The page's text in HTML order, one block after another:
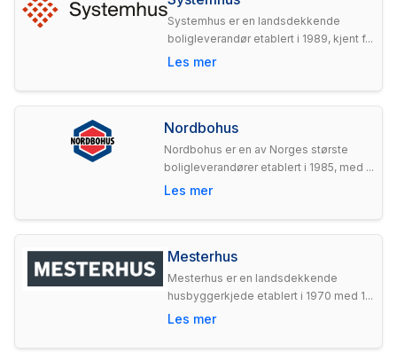
Systemhus er en landsdekkende
boligleverandør etablert i 1989, kjent f...
Les mer
Nordbohus
Nordbohus er en av Norges største
boligleverandører etablert i 1985, med ...
Les mer
Mesterhus
Mesterhus er en landsdekkende
husbyggerkjede etablert i 1970 med 1...
Les mer